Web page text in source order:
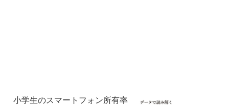
小学生のスマートフォン所有率